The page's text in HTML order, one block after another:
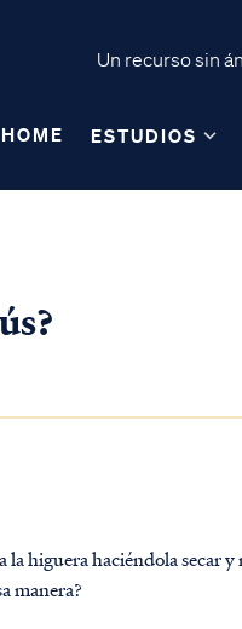
Un recurso sin
HOME ESTUDIOS
higuera haciéndola secar
manera?